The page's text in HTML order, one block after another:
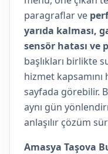
paragraflar ve
yarıda kalması,
sensör hatası ve
başlıkları birlikte
hizmet
sayfada görebilir.
aynı gün
anlaşılır çözüm
Amasya Taşova